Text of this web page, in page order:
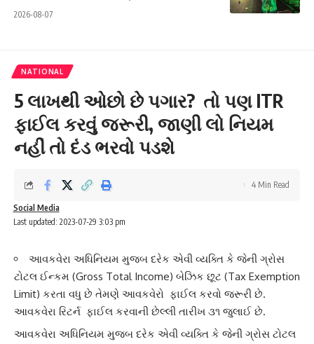
2026-08-07
NATIONAL
5 લાખથી ઓછો છે પગાર? તો પણ ITR
ફાઈલ કરવું જરૂરી, જાણી લો નિયમ
નહીં તો દંડ ભરવો પડશે
Last updated: 2023-07-29 3:03 pm
Social Media
4 Min Read
આવકવેરા અધિનિયમ મુજબ દરેક એવી વ્યક્તિ કે જેની ગ્રોસ
ટોટલ ઈન્કમ (Gross Total Income) બેઝિક છૂટ (Tax Exemption
Limit) કરતા વધુ છે તેમણે આવકવેરો ફાઈલ કરવો જરૂરી છે.
આવકવેરા રિટર્ન ફાઈલ કરવાની છેલ્લી તારીખ ૩૧ જુલાઈ છે.
આવકવેરા અધિનિયમ મુજબ દરેક એવી વ્યક્તિ કે જેની ગ્રોસ ટોટલ